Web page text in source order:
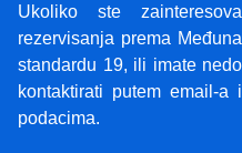
Ukoliko ste
rezervisanja prema
standardu 19, ili imate
kontaktirati putem email-
podacima.